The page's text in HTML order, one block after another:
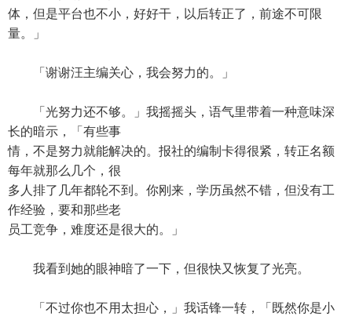
体，但是平台也不小，好好干，以后转正了，前途不可限
量。」
「谢谢汪主编关心，我会努力的。」
「光努力还不够。」我摇摇头，语气里带着一种意味深
长的暗示，「有些事
情，不是努力就能解决的。报社的编制卡得很紧，转正名额
每年就那么几个，很
多人排了几年都轮不到。你刚来，学历虽然不错，但没有工
作经验，要和那些老
员工竞争，难度还是很大的。」
我看到她的眼神暗了一下，但很快又恢复了光亮。
「不过你也不用太担心，」我话锋一转，「既然你是小